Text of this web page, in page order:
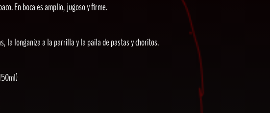
En boca es amplio, jugoso y firme.
la longaniza a la parrilla y la paila de pastas y choritos.